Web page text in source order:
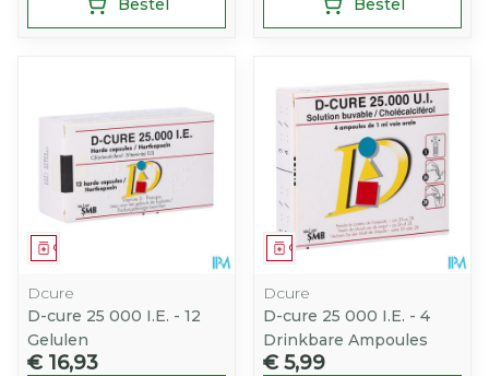
Bestel Bestel
Geneesmiddel
Dcure
D-cure 25 000 I.E. - 12
Gelulen
€ 16,93
Geneesmiddel
Dcure
D-cure 25 000 I.E. - 4
Drinkbare Ampoules
€ 5,99